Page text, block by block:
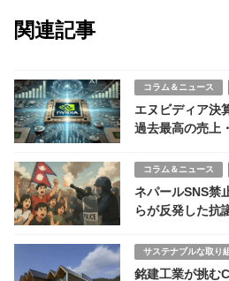
関連記事
コラム＆ニュース
エヌビディア決
過去最高の売上
コラム＆ニュース
ネパールSNS禁
らが反発した
サステナブルな取り
銘建工業が挑む